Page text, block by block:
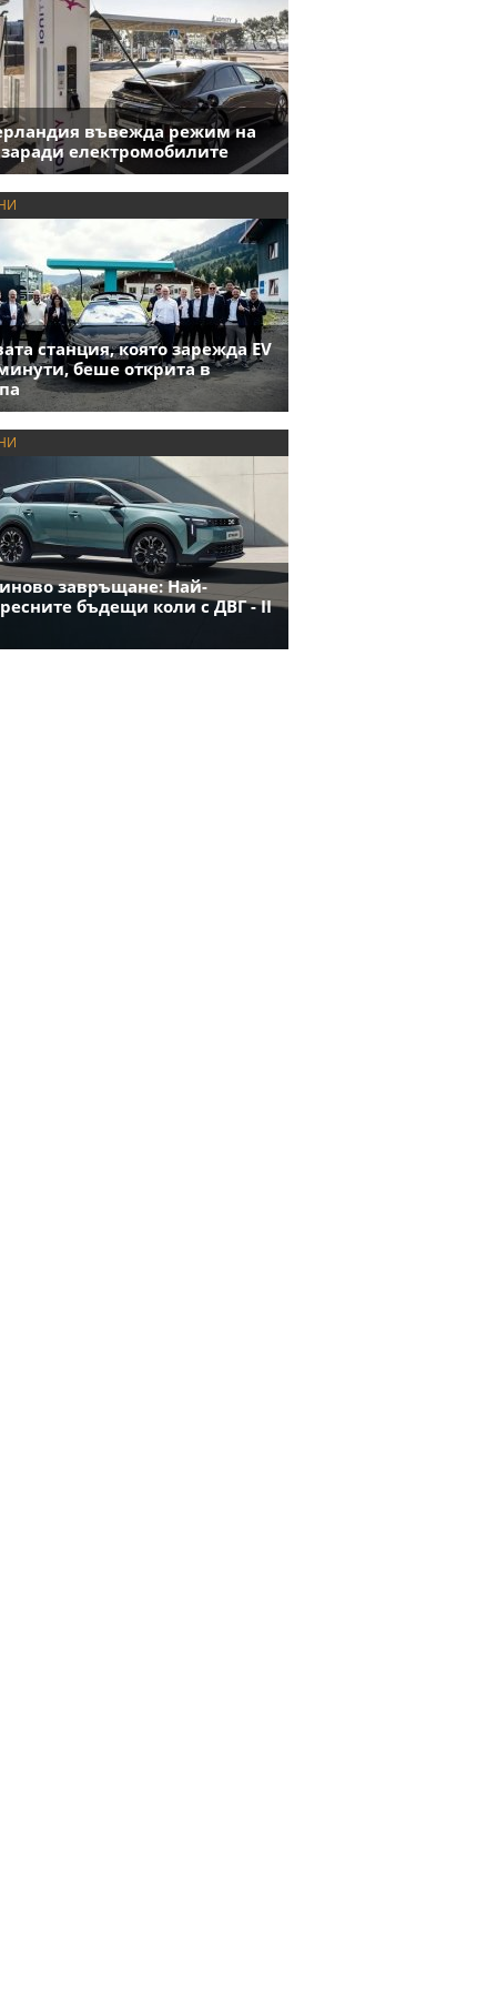
въвежда режим на
заради електромобилите
станция, която зарежда EV
беше открита в
завръщане: Най-
бъдещи коли с ДВГ - II